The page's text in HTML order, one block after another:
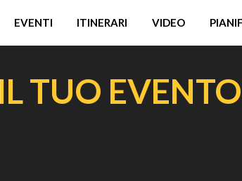
EVENTI ITINERARI VIDEO
TUO EVENTO